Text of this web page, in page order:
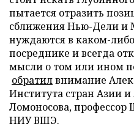
пытается отразить
сближения Нью-Дели и
нуждаются в каком-
посреднике и всегда
мысли о том или ином
обратилвнимание
Института стран Азии
Ломоносова, профессор
НИУ ВШЭ.